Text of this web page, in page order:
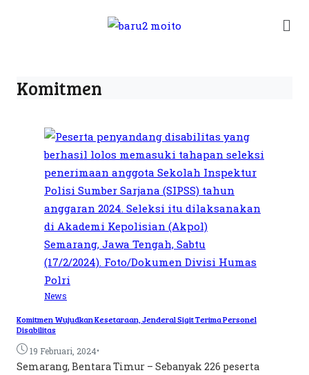
Komitmen
News
Komitmen Wujudkan Kesetaraan, Jenderal Sigit Terima Personel
Disabilitas
19 Februari, 2024•
Semarang, Bentara Timur – Sebanyak 226 peserta